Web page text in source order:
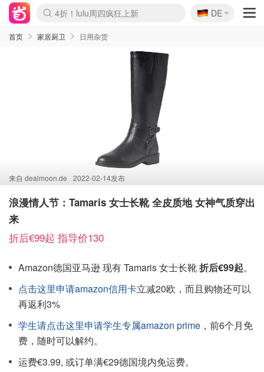
Boticinal 夏促开抢！
4折！lulu周四疯狂上新
还没结束！&OtherStories大促
Joybuy变相75折 随时失效
速领！Stanley独家85折
疑似霸哥！Camper额外叠85折
Zalando 奥莱闪促！每日更新
Moncler反季囤！5折起+叠9折
Coach Brooklyn仅€192
🇩🇪
DE
首页 家居厨卫 日用杂货
来自 dealmoon.de 2022-02-14发布
浪漫情人节：Tamaris 女士长靴 全皮质地 女神气质穿出
来
折后€99起 指导价130
Amazon德国亚马逊 现有 Tamaris 女士长靴折后€99起。
点击这里申请amazon信用卡立减20欧，而且购物还可以
再返利3%
学生请点击这里申请学生专属amazon prime ，前6个月免
费，随时可以解约。
运费€3.99, 或订单满€29德国境内免运费。